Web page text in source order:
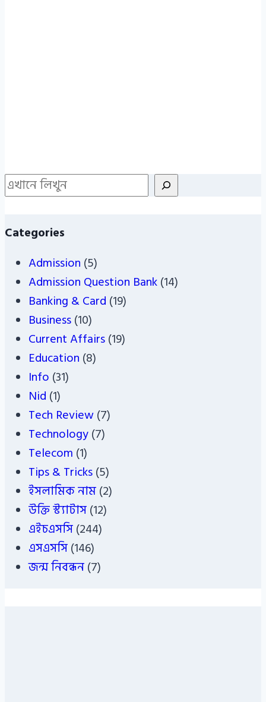
Search
Categories
Admission (5)
Admission Question Bank(14)
Banking & Card (19)
Business(10)
Current Affairs(19)
Education (8)
Info (31)
Nid (1)
Tech Review(7)
Technology(7)
Telecom (1)
Tips & Tricks(5)
ইসলামিক নাম(2)
উক্তি স্ট্যাটাস(12)
এইচএসসি(244)
এসএসসি(146)
জন্ম নিবন্ধন(7)